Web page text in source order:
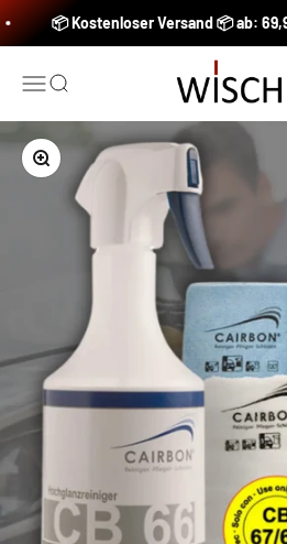
Zum Inhalt springen
📦 Kostenloser Versand 📦 ab:
MenüSuche
Michael Schalk
Bild vergrößern